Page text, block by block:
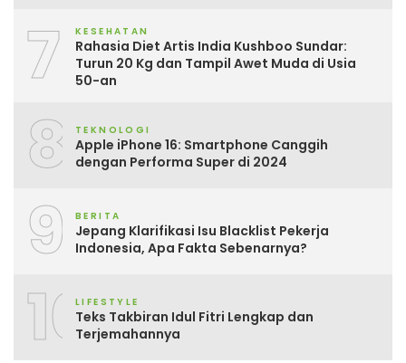
7 KESEHATAN
Rahasia Diet Artis India Kushboo Sundar:
Turun 20 Kg dan Tampil Awet Muda di Usia
50-an
8 TEKNOLOGI
Apple iPhone 16: Smartphone Canggih
dengan Performa Super di 2024
9 BERITA
Jepang Klarifikasi Isu Blacklist Pekerja
Indonesia, Apa Fakta Sebenarnya?
10LIFESTYLE
Teks Takbiran Idul Fitri Lengkap dan
Terjemahannya